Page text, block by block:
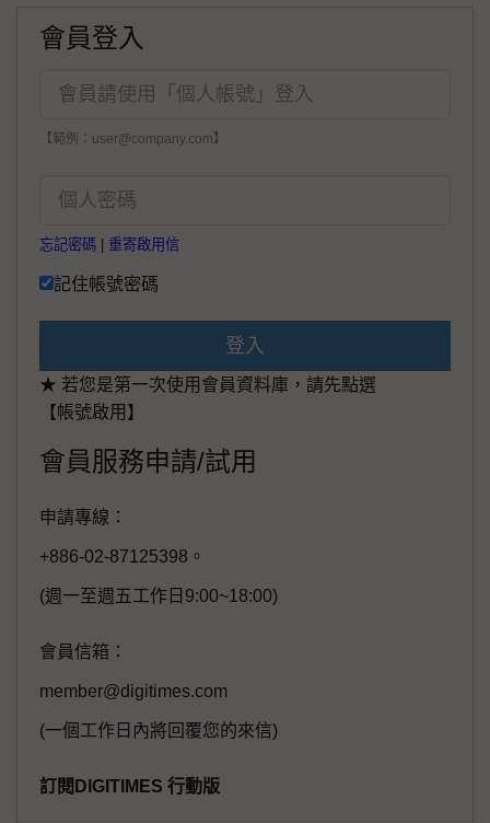
會員登入
【範例：user@company.com】
忘記密碼 重寄啟用信
記住帳號密碼
登入
★ 若您是第一次使用會員資料庫，請先點選
【帳號啟用】
會員服務申請/試用
申請專線：
+886-02-87125398。
(週一至週五工作日9:00~18:00)
會員信箱：
member@digitimes.com
(一個工作日內將回覆您的來信)
訂閱DIGITIMES 行動版